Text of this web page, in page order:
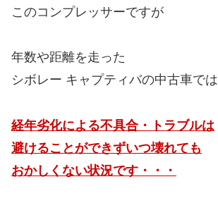
このコンプレッサーですが
年数や距離を走った
シボレー キャプティバの中古車では
経年劣化による不具合・トラブルは
避けることができずいつ壊れても
おかしくない状況です・・・